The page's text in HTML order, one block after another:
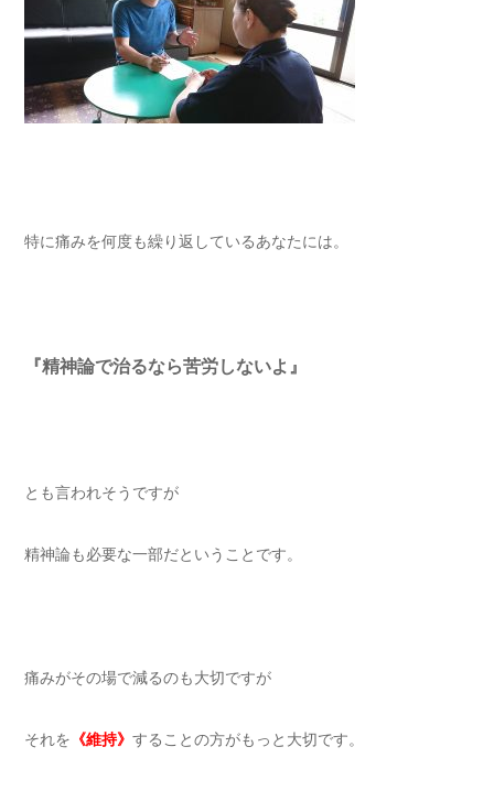
特に痛みを何度も繰り返しているあなたには。
『精神論で治るなら苦労しないよ』
とも言われそうですが
精神論も必要な一部だということです。
痛みがその場で減るのも大切ですが
それを 《維持》 することの方がもっと大切です。